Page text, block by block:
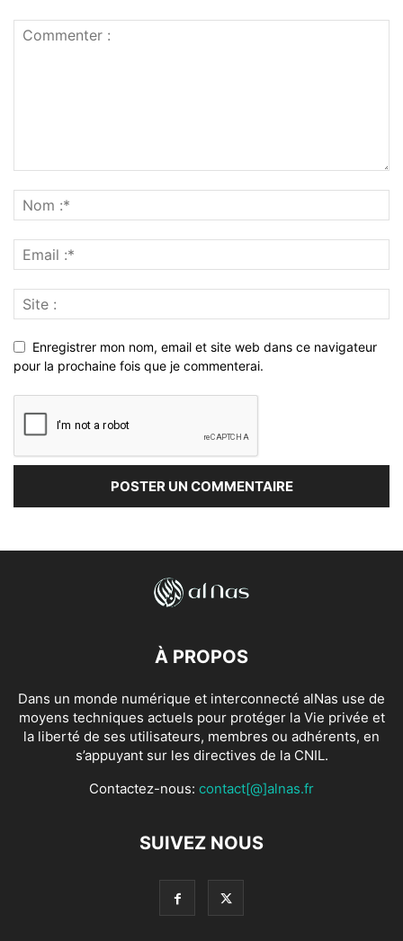
Enregistrer mon nom, email et site web dans ce navigateur
pour la prochaine fois que je commenterai.
À PROPOS
Dans un monde numérique et interconnecté alNas use de
moyens techniques actuels pour protéger la Vie privée et
la liberté de ses utilisateurs, membres ou adhérents, en
s’appuyant sur les directives de la CNIL.
Contactez-nous: contact[@]alnas.fr
SUIVEZ NOUS